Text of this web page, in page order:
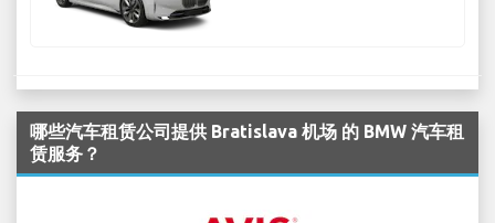
哪些汽车租赁公司提供 Bratislava 机场 的 BMW 汽车租
赁服务？